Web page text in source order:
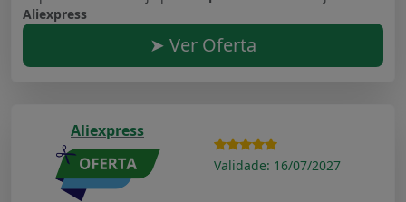
Aliexpress
➤ Ver Oferta
Aliexpress
Validade: 16/07/2027